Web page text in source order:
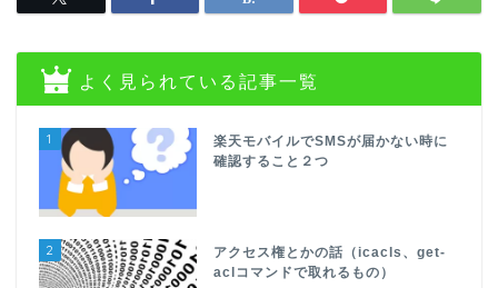
よく見られている記事一覧
1
楽天モバイルでSMSが届かない時に
確認すること２つ
2
アクセス権とかの話（icacls、get-
aclコマンドで取れるもの）